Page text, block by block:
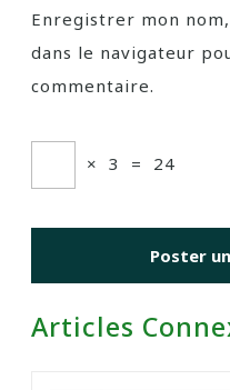
Enregistrer mon
dans le navigateur
commentaire.
× 3 = 24
Articles